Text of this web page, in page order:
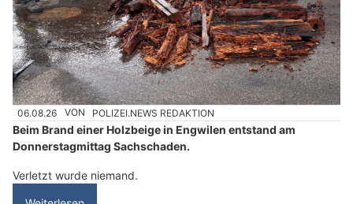
06.08.26 VON POLIZEI.NEWS REDAKTION
Beim Brand einer Holzbeige in Engwilen entstand am
Donnerstagmittag Sachschaden.
Verletzt wurde niemand.